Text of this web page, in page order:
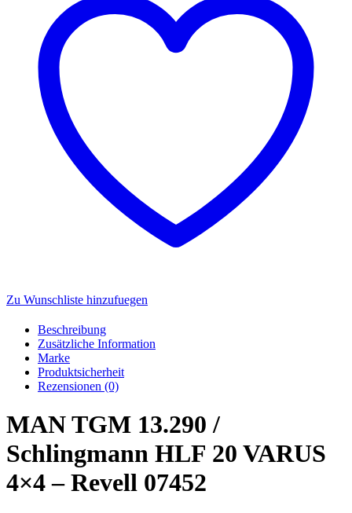
Feuerwehr
Fahrzeug
Revell
Zu Wunschliste hinzufuegen
Beschreibung
Zusätzliche Information
Marke
Produktsicherheit
Rezensionen (0)
MAN TGM 13.290 /
Schlingmann HLF 20 VARUS
4×4 – Revell 07452